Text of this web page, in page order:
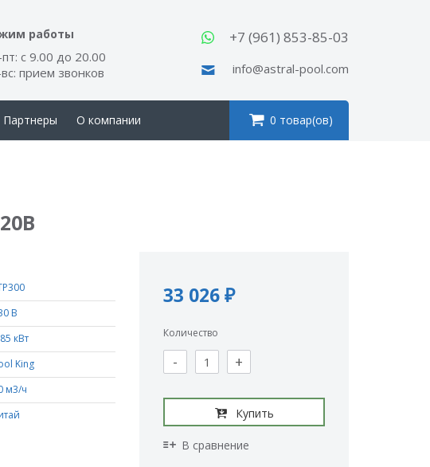
работы
с 9.00 до 20.00
прием звонков
+7 (961) 853-85-03
info@astral-pool.com
Партнеры О компании 0 товар(ов)
В
кВт
King
м3/ч
33 026 ₽
Количество
- +
Купить
В сравнение